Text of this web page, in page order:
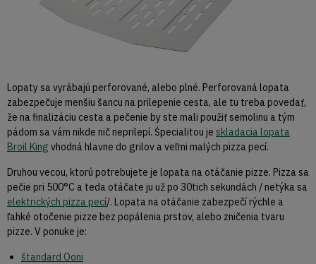
Lopaty sa vyrábajú perforované, alebo plné. Perforovaná lopata
zabezpečuje menšiu šancu na prilepenie cesta, ale tu treba povedať,
že na finalizáciu cesta a pečenie by ste mali použiť semolinu a tým
pádom sa vám nikde nič neprilepí. Śpecialitou je skladacia lopata
Broil King vhodná hlavne do grilov a veľmi malých pizza pecí.
Druhou vecou, ktorú potrebujete je lopata na otáčanie pizze. Pizza sa
pečie pri 500°C a teda otáčate ju už po 30tich sekundách / netýka sa
elektrických pizza pecí/. Lopata na otáčanie zabezpečí rýchle a
ľahké otočenie pizze bez popálenia prstov, alebo zničenia tvaru
pizze. V ponuke je:
štandard Ooni